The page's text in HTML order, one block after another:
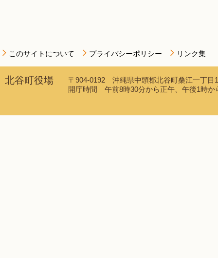
このサイトについて プライバシーポリシー リンク集
北谷町役場
〒904-0192 沖縄県中頭郡北谷町桑江一丁
開庁時間 午前8時30分から正午、午後1時か